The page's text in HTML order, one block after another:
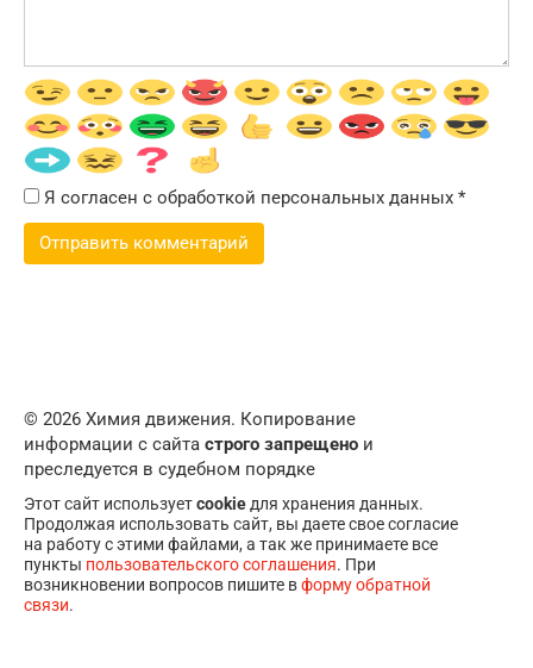
Я согласен с обработкой персональных данных *
© 2026 Химия движения. Копирование
информации с сайта строго запрещено и
преследуется в судебном порядке
Этот сайт используетcookie для хранения данных.
Продолжая использовать сайт, вы даете свое согласие
на работу с этими файлами, а так же принимаете все
пункты пользовательского соглашения. При
возникновении вопросов пишите вформу обратной
связи.